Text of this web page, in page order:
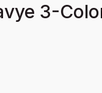
3-